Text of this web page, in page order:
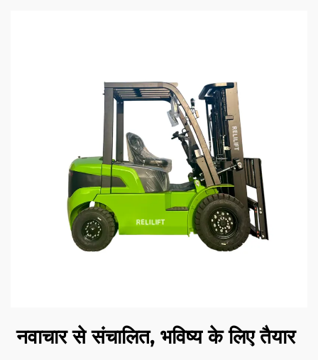
नवाचार से संचालित, भविष्य के लिए तैयार